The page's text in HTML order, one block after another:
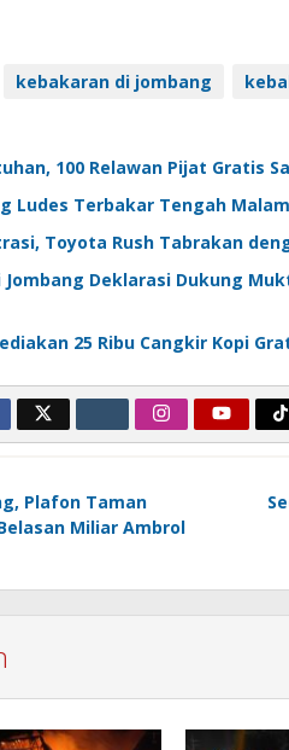
kebakaran di jombang
100 Relawan Pijat Gratis
Ludes Terbakar Tengah
Toyota Rush Tabrakan
Deklarasi Dukung
25 Ribu Cangkir Kopi
Plafon Taman
Miliar Ambrol